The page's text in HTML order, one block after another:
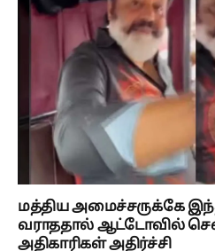
மத்திய அமைச்சருக்கே
வராததால் ஆட்டோவில்
அதிகாரிகள் அதிர்ச்சி